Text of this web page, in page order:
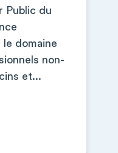
Public du
domaine
non-
et...